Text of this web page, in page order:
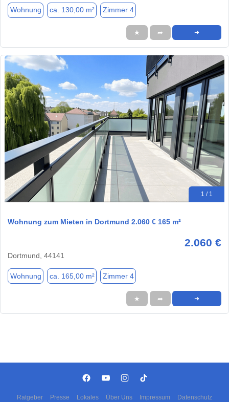
Wohnung ca. 130,00 m² Zimmer 4
★ ➦ ➜
1 / 1
Wohnung zum Mieten in Dortmund 2.060 € 165 m²
2.060 €
Dortmund, 44141
Wohnung ca. 165,00 m² Zimmer 4
★ ➦ ➜
Ratgeber Presse Lokales Über Uns Impressum Datenschutz